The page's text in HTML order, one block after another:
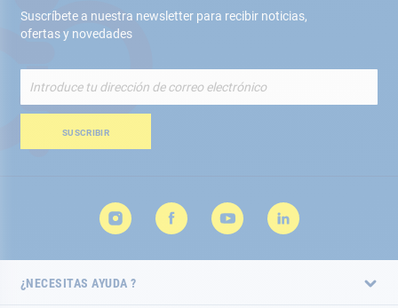
Suscríbete a nuestra newsletter para recibir noticias,
ofertas y novedades
nuestro
de
SUSCRIBIR
¿NECESITAS AYUDA ?